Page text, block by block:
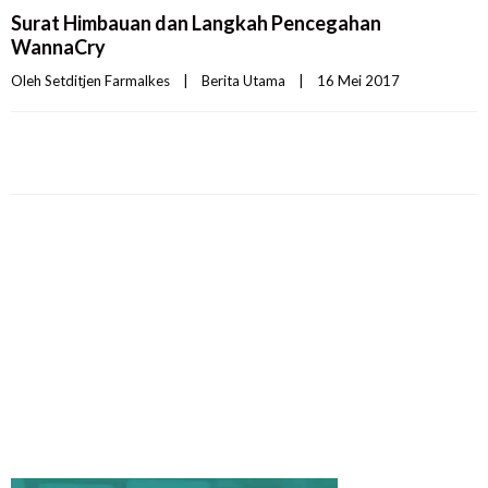
Surat Himbauan dan Langkah Pencegahan
WannaCry
Oleh Setditjen Farmalkes Berita Utama 16 Mei 2017